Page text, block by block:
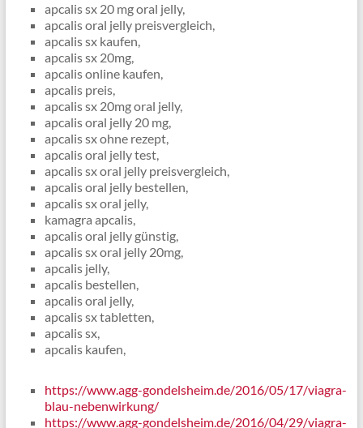
apcalis sx 20 mg oral jelly,
apcalis oral jelly preisvergleich,
apcalis sx kaufen,
apcalis sx 20mg,
apcalis online kaufen,
apcalis preis,
apcalis sx 20mg oral jelly,
apcalis oral jelly 20 mg,
apcalis sx ohne rezept,
apcalis oral jelly test,
apcalis sx oral jelly preisvergleich,
apcalis oral jelly bestellen,
apcalis sx oral jelly,
kamagra apcalis,
apcalis oral jelly günstig,
apcalis sx oral jelly 20mg,
apcalis jelly,
apcalis bestellen,
apcalis oral jelly,
apcalis sx tabletten,
apcalis sx,
apcalis kaufen,
https://www.agg-gondelsheim.de/2016/05/17/viagra-
blau-nebenwirkung/
https://www.agg-gondelsheim.de/2016/04/29/viagra-